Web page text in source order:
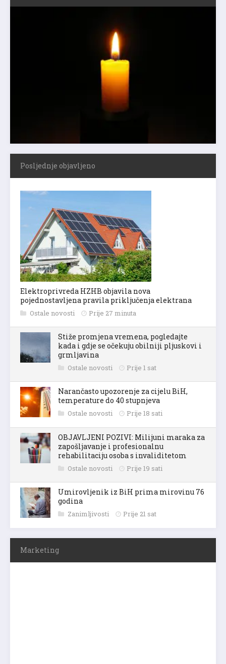
Posljednje objavljeno
Elektroprivreda HZHB objavila nova
pojednostavljena pravila priključenja elektrana
Ostale novosti Prije 27 minuta
Stiže promjena vremena, pogledajte
kada i gdje se očekuju obilniji pljuskovi i
grmljavina
Ostale novosti Prije 1 sat
Narančasto upozorenje za cijelu BiH,
temperature do 40 stupnjeva
Ostale novosti Prije 18 sati
OBJAVLJENI POZIVI: Milijuni maraka za
zapošljavanje i profesionalnu
rehabilitaciju osoba s invaliditetom
Ostale novosti Prije 19 sati
Umirovljenik iz BiH prima mirovinu 76
godina
Zanimljivosti Prije 21 sat
Marketing